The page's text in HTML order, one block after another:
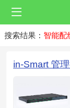
搜索结果： 智能配
in-Smart 管